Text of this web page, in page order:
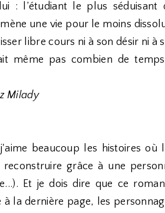
: l’étudiant le plus séduisant
une vie pour le moins
libre cours ni à son désir ni à
même pas combien de
Milady
beaucoup les histoires où
grâce à une
Et je dois dire que ce
la dernière page, les